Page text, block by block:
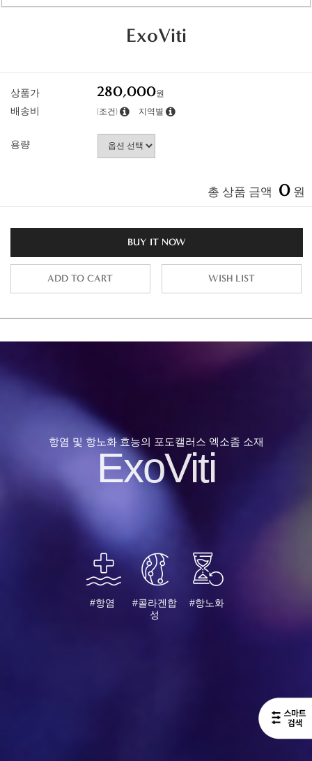
ExoViti
상품가 280,000원
배송비 (조건) 지역별
용량
총 상품 금액 0 원
BUY IT NOW
ADD TO CART WISH LIST
항염 및 항노화 효능의 포도캘러스 엑소좀 소재
ExoViti
#항염
#콜라겐합
성
#항노화